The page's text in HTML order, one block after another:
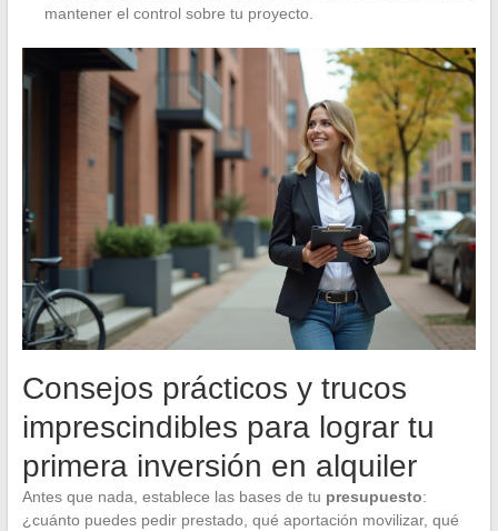
mantener el control sobre tu proyecto.
Consejos prácticos y trucos
imprescindibles para lograr tu
primera inversión en alquiler
Antes que nada, establece las bases de tu presupuesto:
¿cuánto puedes pedir prestado, qué aportación movilizar, qué